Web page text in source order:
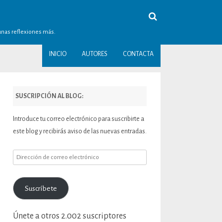
reflexiones más.
INICIO AUTORES CONTACTA
SUSCRIPCIÓN AL BLOG:
Introduce tu correo electrónico para suscribirte a
este blog y recibirás aviso de las nuevas entradas.
Dirección
correo
electrónico
Suscríbete
Únete a otros 2.002 suscriptores